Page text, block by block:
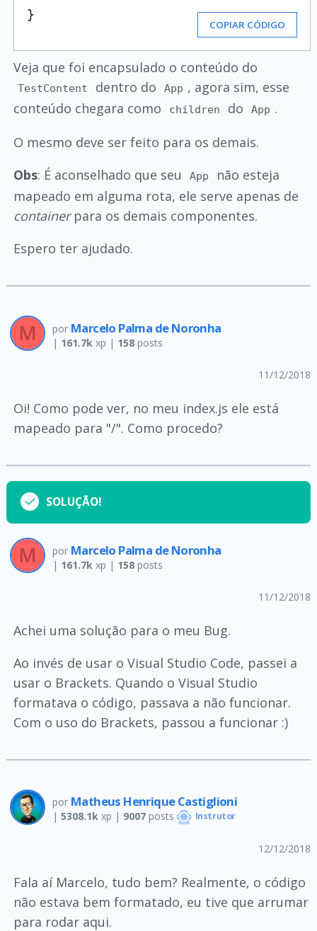
}
COPIAR CÓDIGO
Veja que foi encapsulado o conteúdo do
TestContent dentro do App , agora sim, esse
conteúdo chegara como
children do App .
O mesmo deve ser feito para os demais.
Obs: É aconselhado que seu App
não esteja
mapeado em alguma rota, ele serve apenas de
containerpara os demais componentes.
Espero ter ajudado.
por Marcelo Palma de Noronha
| 161.7kxp | 158posts
11/12/2018
Oi! Como pode ver, no meu index.js ele está
mapeado para "/". Como procedo?
SOLUÇÃO!
por Marcelo Palma de Noronha
| 161.7kxp | 158posts
11/12/2018
Achei uma solução para o meu Bug.
Ao invés de usar o Visual Studio Code, passei a
usar o Brackets. Quando o Visual Studio
formatava o código, passava a não funcionar.
Com o uso do Brackets, passou a funcionar :)
por Matheus Henrique Castiglioni
| 5308.1k xp | 9007posts Instrutor
12/12/2018
Fala aí Marcelo, tudo bem? Realmente, o código
não estava bem formatado, eu tive que arrumar
para rodar aqui.